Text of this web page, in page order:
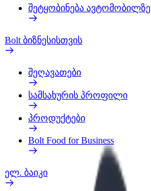
შეტყობინება ავტომობილზე
Bolt ბიზნესისთვის
შეღავათები
სამსახურის პროფილი
პროდუქტები
Bolt Food for Business
ელ. ბაიკი